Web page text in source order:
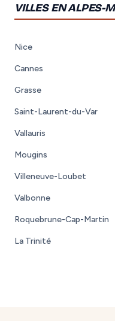
VILLES EN ALPES-
Nice
Cannes
Grasse
Saint-Laurent-du-Var
Vallauris
Mougins
Villeneuve-Loubet
Valbonne
Roquebrune-Cap-Martin
La Trinité